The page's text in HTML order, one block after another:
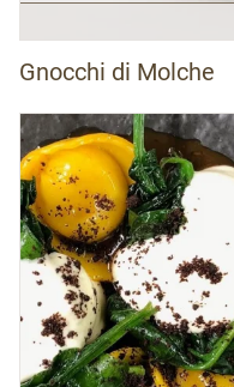
Gnocchi di Molche